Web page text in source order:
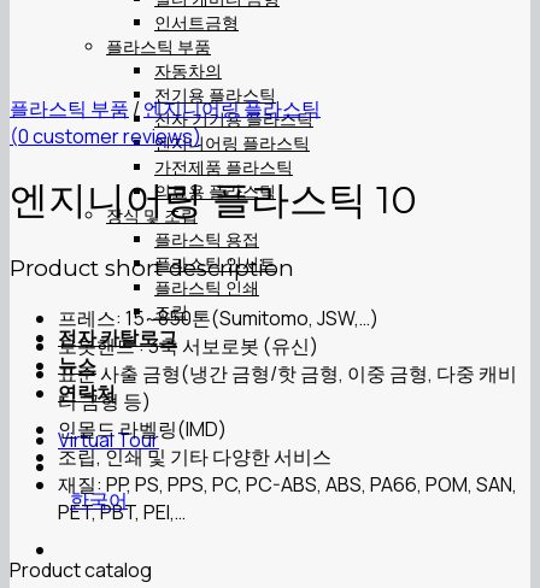
인서트금형
플라스틱 부품
자동차의
전기용 플라스틱
전자 기기용 플라스틱
엔지니어링 플라스틱
가전제품 플라스틱
의료용 플라스틱
장식 및 조립
플라스틱 용접
플라스틱 인서트
플라스틱 인쇄
조립
전자 카탈로그
뉴스
연락처
Virtual Tour
한국어
플라스틱 부품 /엔지니어링 플라스틱
(0customer reviews)
엔지니어링 플라스틱 10
Product short description
프레스: 15~850톤(Sumitomo, JSW,…)
로봇핸드 : 3축 서보로봇 (유신)
표준 사출 금형(냉간 금형/핫 금형, 이중 금형, 다중 캐비
티 금형 등)
인몰드 라벨링(IMD)
조립, 인쇄 및 기타 다양한 서비스
재질: PP, PS, PPS, PC, PC-ABS, ABS, PA66, POM, SAN,
PET, PBT, PEI,…
Product catalog